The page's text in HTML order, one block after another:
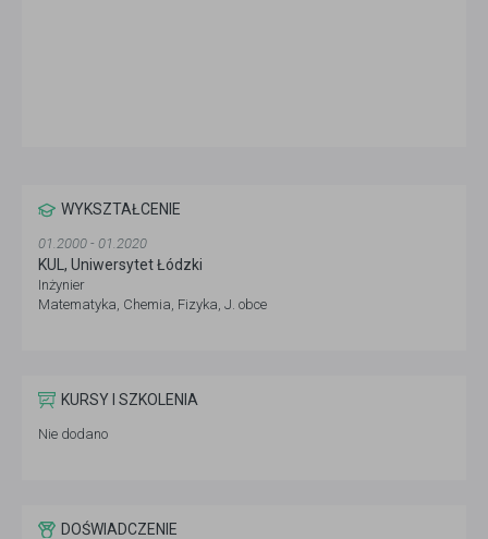
WYKSZTAŁCENIE
01.2000 - 01.2020
KUL, Uniwersytet Łódzki
Inżynier
Matematyka, Chemia, Fizyka, J. obce
KURSY I SZKOLENIA
Nie dodano
DOŚWIADCZENIE